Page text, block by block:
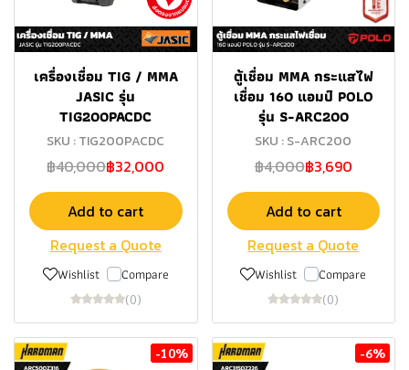
เครื่องเชื่อม TIG / MMA
JASIC รุ่น
TIG200PACDC
SKU : TIG200PACDC
฿40,000฿32,000
Add to cart
Request a Quote
Wishlist Compare
(0)
ตู้เชื่อม MMA กระแสไฟ
เชื่อม 160 แอมป์ POLO
รุ่น S-ARC200
SKU : S-ARC200
฿4,000฿3,690
Add to cart
Request a Quote
Wishlist Compare
(0)
-10% -6%